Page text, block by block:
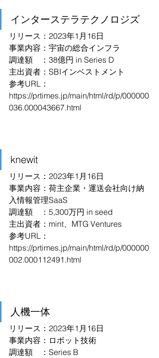
インターステラテクノロジズ
リリース：2023年1月16日
事業内容：宇宙の総合インフラ
調達額　：38億円 in Series D
主出資者：SBIインベストメント
参考URL：
https://prtimes.jp/main/html/rd/p/000000
036.000043667.html
knewit
リリース：2023年1月16日
事業内容：荷主企業・運送会社向け納
入情報管理SaaS
調達額　：5,300万円 in seed
主出資者：mint、MTG Ventures
参考URL：
https://prtimes.jp/main/html/rd/p/000000
002.000112491.html
人機一体
リリース：2023年1月16日
事業内容：ロボット技術
調達額　：Series B